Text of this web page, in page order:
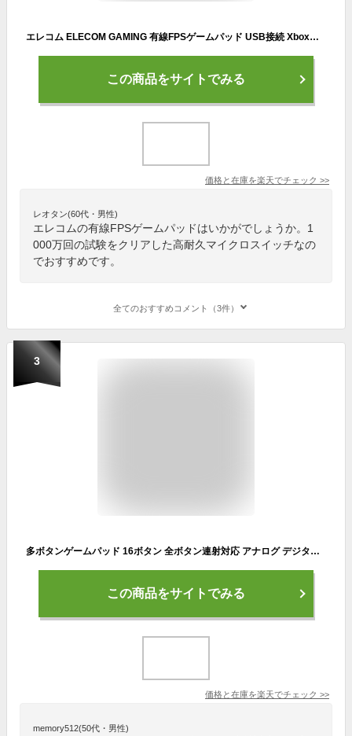
エレコム ELECOM GAMING 有線FPSゲームパッド USB接続 Xbox系ボタン配置 13ボタン 高耐久ボタン スティックカバー交換 公式大会使用可 JC-GP30XVBK
この商品をサイトでみる
価格と在庫を楽天でチェック >>
レオタン(60代・男性)
エレコムの有線FPSゲームパッドはいかがでしょうか。1
000万回の試験をクリアした高耐久マイクロスイッチなの
でおすすめです。
全てのおすすめコメント（3件）
3
多ボタンゲームパッド 16ボタン 全ボタン連射対応 アナログ デジタル Xinput対応 振動機能付 日本製高耐久シリコンラバー使用 windows専用 マットブラック EZ4-JYP62UMBKX
この商品をサイトでみる
価格と在庫を楽天でチェック >>
memory512(50代・男性)